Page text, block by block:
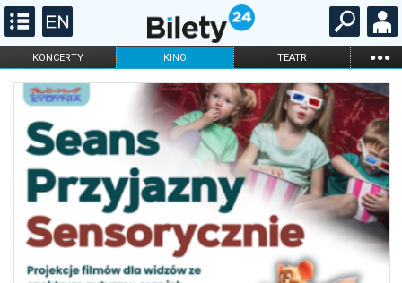
KONCERTY KINO TEATR ...
FILHARMONIA OPERA I BALET
STAND-UP
ONLINE KARNETY